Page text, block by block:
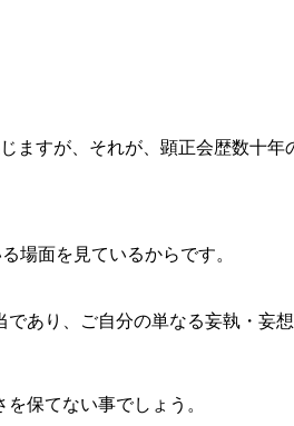
ますが、それが、顕正会歴数十年
場面を見ているからです。
あり、ご自分の単なる妄執・妄想
保てない事でしょう。